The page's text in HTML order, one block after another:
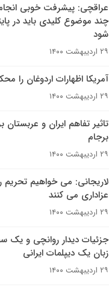
عراقچی: پیشرفت خوبی
چند موضوع کلیدی باید در
شود
۲۹ اردیبهشت ۱۴۰۰
آمریکا اظهارات اردوغان را
۲۹ اردیبهشت ۱۴۰۰
تاثیر تفاهم ایران و
برجام
۲۹ اردیبهشت ۱۴۰۰
لاریجانی: می خواهیم تحریم
عزاداری می کنند
۲۹ اردیبهشت ۱۴۰۰
جزئیات دیدار روانچی و یک
زبان یک دیپلمات ایرانی
۲۹ اردیبهشت ۱۴۰۰